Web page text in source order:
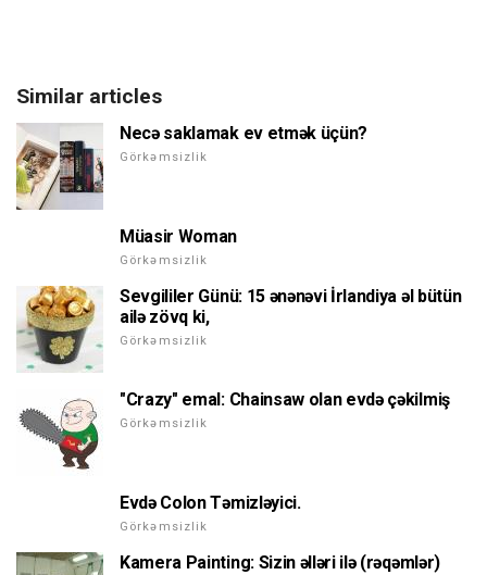
Similar articles
Necə saklamak ev etmək üçün?
Görkəmsizlik
Müasir Woman
Görkəmsizlik
Sevgililer Günü: 15 ənənəvi İrlandiya əl bütün
ailə zövq ki,
Görkəmsizlik
"Crazy" emal: Chainsaw olan evdə çəkilmiş
Görkəmsizlik
Evdə Colon Təmizləyici.
Görkəmsizlik
Kamera Painting: Sizin əlləri ilə (rəqəmlər)